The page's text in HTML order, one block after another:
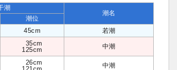
潮
潮名
潮位
45cm 若潮
35cm
125cm
中潮
26cm
中潮